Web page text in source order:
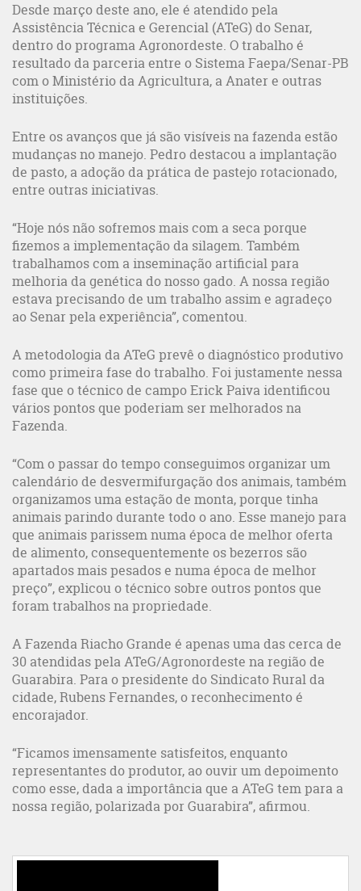
Desde março deste ano, ele é atendido pela
Assistência Técnica e Gerencial (ATeG) do Senar,
dentro do programa Agronordeste. O trabalho é
resultado da parceria entre o Sistema Faepa/Senar-PB
com o Ministério da Agricultura, a Anater e outras
instituições.
Entre os avanços que já são visíveis na fazenda estão
mudanças no manejo. Pedro destacou a implantação
de pasto, a adoção da prática de pastejo rotacionado,
entre outras iniciativas.
“Hoje nós não sofremos mais com a seca porque
fizemos a implementação da silagem. Também
trabalhamos com a inseminação artificial para
melhoria da genética do nosso gado. A nossa região
estava precisando de um trabalho assim e agradeço
ao Senar pela experiência”, comentou.
A metodologia da ATeG prevê o diagnóstico produtivo
como primeira fase do trabalho. Foi justamente nessa
fase que o técnico de campo Erick Paiva identificou
vários pontos que poderiam ser melhorados na
Fazenda.
“Com o passar do tempo conseguimos organizar um
calendário de desvermifurgação dos animais, também
organizamos uma estação de monta, porque tinha
animais parindo durante todo o ano. Esse manejo para
que animais parissem numa época de melhor oferta
de alimento, consequentemente os bezerros são
apartados mais pesados e numa época de melhor
preço”, explicou o técnico sobre outros pontos que
foram trabalhos na propriedade.
A Fazenda Riacho Grande é apenas uma das cerca de
30 atendidas pela ATeG/Agronordeste na região de
Guarabira. Para o presidente do Sindicato Rural da
cidade, Rubens Fernandes, o reconhecimento é
encorajador.
“Ficamos imensamente satisfeitos, enquanto
representantes do produtor, ao ouvir um depoimento
como esse, dada a importância que a ATeG tem para a
nossa região, polarizada por Guarabira”, afirmou.